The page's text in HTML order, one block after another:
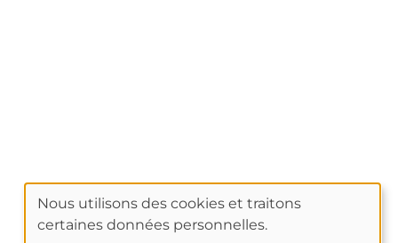
Nous utilisons des cookies et traitons
certaines données personnelles.